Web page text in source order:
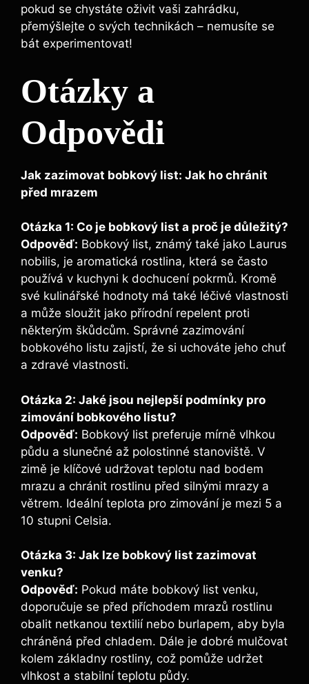
pokud se chystáte oživit vaši zahrádku,
přemýšlejte o svých technikách – nemusíte se
bát experimentovat!
Otázky a
Odpovědi
Jak zazimovat bobkový list: Jak ho chránit
před mrazem
Otázka 1: Co je bobkový list a proč je důležitý?
Odpověď: Bobkový list, známý také jako ⁢Laurus
nobilis, je aromatická rostlina, která ⁣se často
používá v kuchyni k dochucení ⁣pokrmů. Kromě
své kulinářské hodnoty má také léčivé vlastnosti
a může sloužit jako⁤ přírodní ⁣repelent proti
některým škůdcům. Správné⁢ zazimování
bobkového listu zajistí, že si uchováte jeho chuť
a ​zdravé ​vlastnosti.
Otázka 2: Jaké jsou nejlepší podmínky pro
zimování bobkového listu?
Odpověď: Bobkový list preferuje mírně vlhkou
‌půdu a slunečné až polostinné stanoviště. V
zimě je klíčové udržovat teplotu nad bodem
mrazu a chránit rostlinu⁢ před silnými mrazy a
větrem. Ideální teplota pro zimování je ‌mezi ‍5 ‍a
10 stupni Celsia.
Otázka 3: Jak lze bobkový list zazimovat
venku?
Odpověď: Pokud máte bobkový ⁣list venku,
doporučuje se před příchodem mrazů rostlinu
obalit netkanou textilií nebo burlapem, aby byla
chráněná před chladem. Dále je dobré mulčovat
kolem základny rostliny, což pomůže udržet
vlhkost a stabilní teplotu půdy.